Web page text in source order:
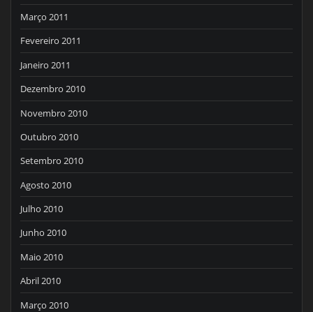
Março 2011
Fevereiro 2011
Janeiro 2011
Dezembro 2010
Novembro 2010
Outubro 2010
Setembro 2010
Agosto 2010
Julho 2010
Junho 2010
Maio 2010
Abril 2010
Março 2010